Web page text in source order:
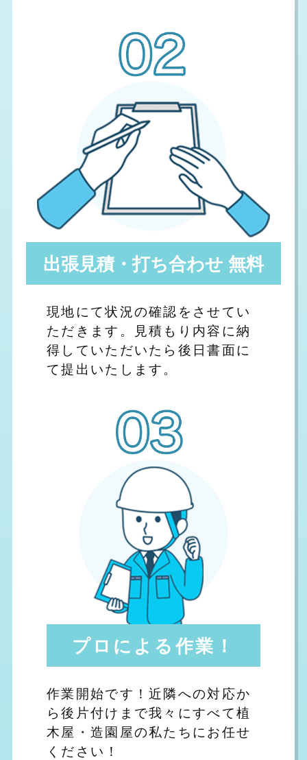
出張見積・打ち合わせ 無料
現地にて状況の確認をさせてい
ただきます。見積もり内容に納
得していただいたら後日書面に
て提出いたします。
プロによる作業！
作業開始です！近隣への対応か
ら後片付けまで我々にすべて植
木屋・造園屋の私たちにお任せ
ください！